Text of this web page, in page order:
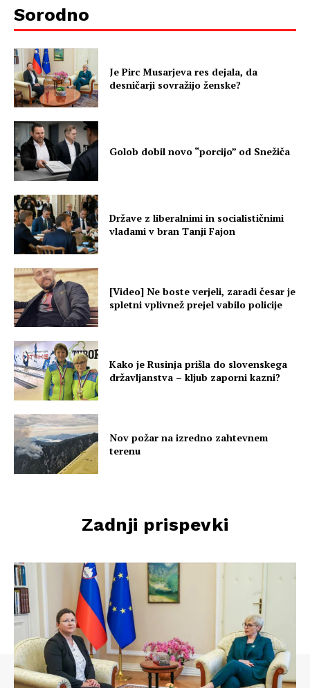
Sorodno
Je Pirc Musarjeva res dejala, da
desničarji sovražijo ženske?
Golob dobil novo “porcijo” od Snežiča
Države z liberalnimi in socialističnimi
vladami v bran Tanji Fajon
[Video] Ne boste verjeli, zaradi česar je
spletni vplivnež prejel vabilo policije
Kako je Rusinja prišla do slovenskega
državljanstva – kljub zaporni kazni?
Nov požar na izredno zahtevnem
terenu
Zadnji prispevki